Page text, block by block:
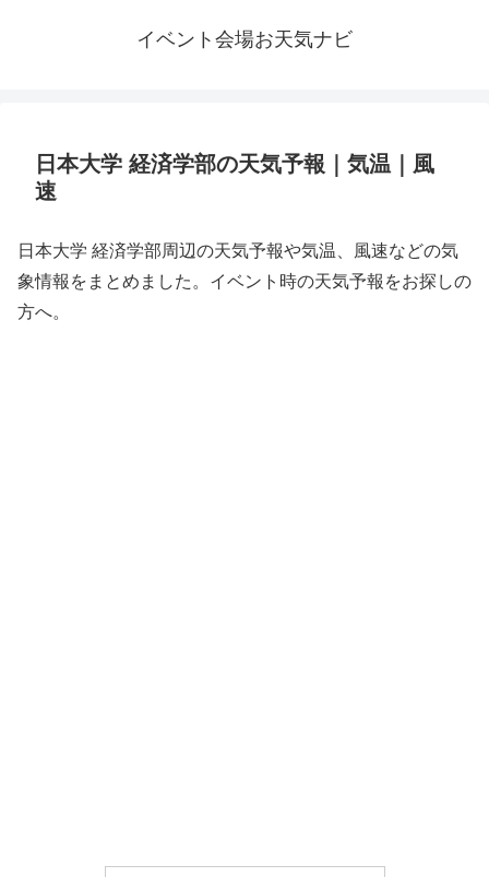
イベント会場お天気ナビ
日本大学 経済学部の天気予報｜気温｜風
速
日本大学 経済学部周辺の天気予報や気温、風速などの気
象情報をまとめました。イベント時の天気予報をお探しの
方へ。